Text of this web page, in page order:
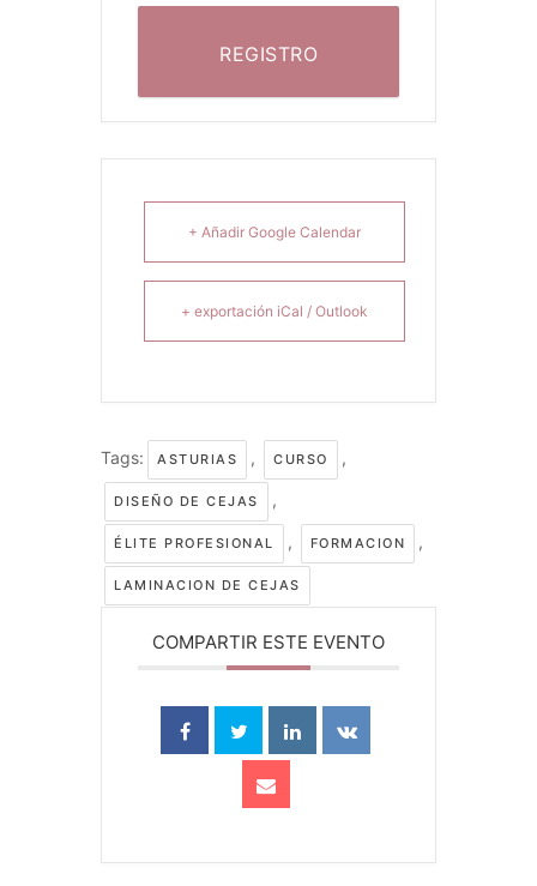
REGISTRO
+ Añadir Google Calendar
+ exportación iCal / Outlook
Tags: ASTURIAS , CURSO ,
DISEÑO DE CEJAS ,
ÉLITE PROFESIONAL , FORMACION ,
LAMINACION DE CEJAS
COMPARTIR ESTE EVENTO